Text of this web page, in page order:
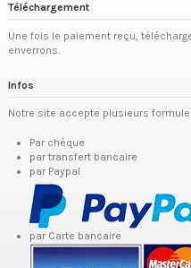
Téléchargement
Une fois le paiement reçu,
enverrons.
Infos
Notre site accepte plusieurs
Par chèque
par transfert bancaire
par Paypal
par Carte bancaire